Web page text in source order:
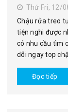
Thứ Fri, 12/
Chậu rửa treo
tiện nghi được
có nhu cầu tìm
dõi ngay top
Đọc tiếp